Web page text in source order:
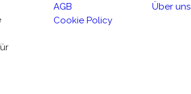
AGB
Über uns
Cookie Policy